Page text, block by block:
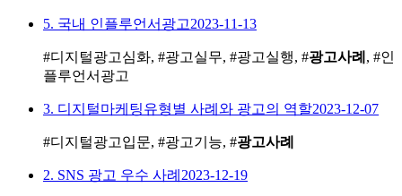
5. 국내 인플루언서광고2023-11-13
#디지털광고심화, #광고실무, #광고실행, #광고사례 , #인
플루언서광고
3. 디지털마케팅유형별 사례와 광고의 역할2023-12-07
#디지털광고입문, #광고기능, #광고사례
2. SNS 광고 우수 사례 2023-12-19